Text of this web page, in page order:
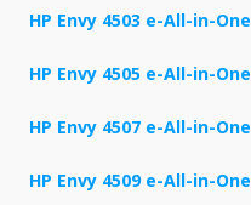
HP Envy 4503 e-All-in-One
HP Envy 4505 e-All-in-One
HP Envy 4507 e-All-in-One
HP Envy 4509 e-All-in-One